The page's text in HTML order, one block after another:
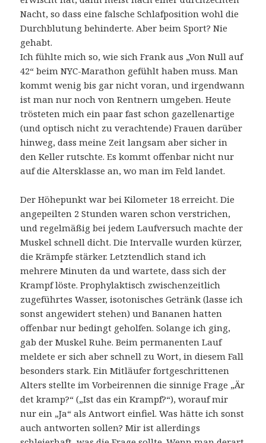
Nacht, so dass eine falsche Schlafposition wohl die
Durchblutung behinderte. Aber beim Sport? Nie
gehabt.
Ich fühlte mich so, wie sich Frank aus „Von Null auf
42“ beim NYC-Marathon gefühlt haben muss. Man
kommt wenig bis gar nicht voran, und irgendwann
ist man nur noch von Rentnern umgeben. Heute
trösteten mich ein paar fast schon gazellenartige
(und optisch nicht zu verachtende) Frauen darüber
hinweg, dass meine Zeit langsam aber sicher in
den Keller rutschte. Es kommt offenbar nicht nur
auf die Altersklasse an, wo man im Feld landet.
Der Höhepunkt war bei Kilometer 18 erreicht. Die
angepeilten 2 Stunden waren schon verstrichen,
und regelmäßig bei jedem Laufversuch machte der
Muskel schnell dicht. Die Intervalle wurden kürzer,
die Krämpfe stärker. Letztendlich stand ich
mehrere Minuten da und wartete, dass sich der
Krampf löste. Prophylaktisch zwischenzeitlich
zugeführtes Wasser, isotonisches Getränk (lasse ich
sonst angewidert stehen) und Bananen hatten
offenbar nur bedingt geholfen. Solange ich ging,
gab der Muskel Ruhe. Beim permanenten Lauf
meldete er sich aber schnell zu Wort, in diesem Fall
besonders stark. Ein Mitläufer fortgeschrittenen
Alters stellte im Vorbeirennen die sinnige Frage „Är
det kramp?“ („Ist das ein Krampf?“), worauf mir
nur ein „Ja“ als Antwort einfiel. Was hätte ich sonst
auch antworten sollen? Mir ist allerdings